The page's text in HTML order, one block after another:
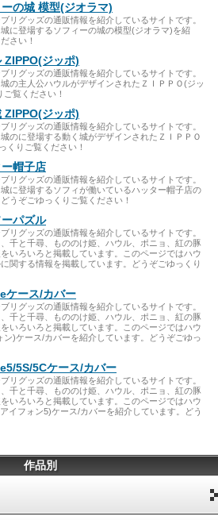
の城 模型(ジオラマ)
リグッズの通販情報を紹介しているサイトです。
に登場するソフィーの城の模型(ジオラマ)を紹
さい！
ZIPPO(ジッポ)
リグッズの通販情報を紹介しているサイトです。
の主人公ハウルがデザインされたＺＩＰＰＯ(ジッ
覧ください！
ZIPPO(ジッポ)
リグッズの通販情報を紹介しているサイトです。
のに登場する動く城がデザインされたＺＩＰＰＯ
くりご覧ください！
帽子店
リグッズの通販情報を紹介しているサイトです。
に登場するソフィが働いているハッター帽子店の
うぞごゆっくりご覧ください！
パズル
リグッズの通販情報を紹介しているサイトです。
千と千尋、もののけ姫、ハウル、ポニョ、紅の豚
いろいろと掲載しています。このページではハウ
関する情報を掲載しています。どうぞごゆっくり
ケース/カバー
リグッズの通販情報を紹介しているサイトです。
千と千尋、もののけ姫、ハウル、ポニョ、紅の豚
いろいろと掲載しています。このページではハウ
ン)ケース/カバーを紹介しています。どうぞごゆっ
5S/5Cケース/カバー
リグッズの通販情報を紹介しているサイトです。
千と千尋、もののけ姫、ハウル、ポニョ、紅の豚
いろいろと掲載しています。このページではハウ
イフォン5)ケース/カバーを紹介しています。どう
作品別